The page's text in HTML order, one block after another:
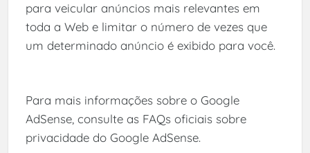
para veicular anúncios mais relevantes em
toda a Web e limitar o número de vezes que
um determinado anúncio é exibido para você.
Para mais informações sobre o Google
AdSense, consulte as FAQs oficiais sobre
privacidade do Google AdSense.